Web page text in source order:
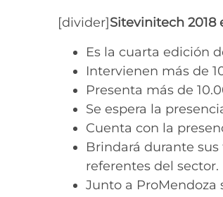
[divider]Sitevinitech 2018
Es la cuarta edición
Intervienen más de
Presenta más de
Se espera la
Cuenta con la
Brindará durante
referentes del sector.
Junto a ProMendoza